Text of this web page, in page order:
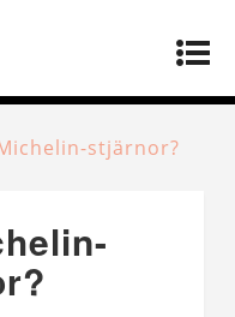
stjärnor?